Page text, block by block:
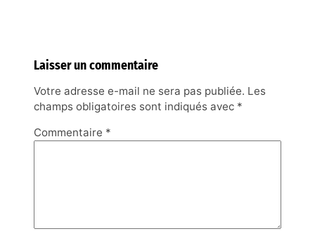
Laisser un commentaire
Votre adresse e-mail ne sera pas publiée. Les
champs obligatoires sont indiqués avec *
Commentaire *